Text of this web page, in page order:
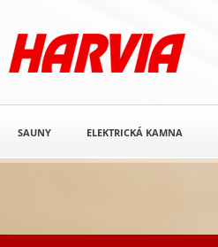
SAUNY ELEKTRICKÁ KAMNA